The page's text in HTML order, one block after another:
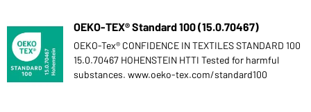
OEKO-TEX® Standard 100 (15.0.70467)
OEKO-Tex® CONFIDENCE IN TEXTILES STANDARD 100
15.0.70467 HOHENSTEIN HTTI Tested for harmful
substances. www.oeko-tex.com/standard100